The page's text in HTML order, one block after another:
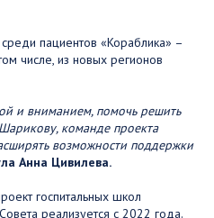
среди пациентов «Кораблика» –
числе, из новых регионов
и вниманием, помочь решить
команде проекта
возможности поддержки
Анна Цивилева.
госпитальных школ
реализуется с 2022 года.